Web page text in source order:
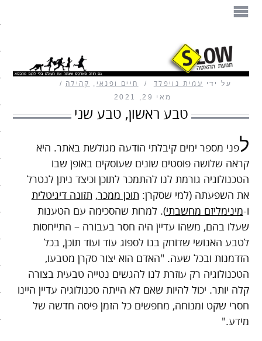
תנועת ההאטה
בית
עיצוב
עבודה
חיים ופנאי
תיירות
בריאות
קהילה
על ידי עמית נויפלד חיים ופנאי , קהילה
מאי 29, 2021
טבע ראשון, טבע שני
לפני מספר ימים קיבלתי הודעה מגולשת באתר. היא
קראה שלושה פוסטים שונים שעוסקים באופן שבו
הטכנולוגיה גורמת לנו להתמכר לתוכן וכיצד ניתן לנטרל
את השפעתה (למי שסקרן: תוכן ממכר, תזונה דיגיטלית
ו-מינימליזם מחשבתי). למרות שהסכימה עם הטענות
שעלו בהם, משהו עדיין היה חסר בעבורה – התייחסות
לטבע האנושי שדוחק בנו לספוג עוד ועוד תוכן, בכל
הזדמנות ובכל שעה. "האדם הוא יצור סקרן מטבעו,
הטכנולוגיה רק עוזרת לנו להגשים נטייה טבעית בצורה
קלה יותר. יכול להיות שאם לא הייתה טכנולוגיה עדיין היינו
חסרי שקט ומנוחה, מחפשים כל הזמן פיסה חדשה של
מידע."